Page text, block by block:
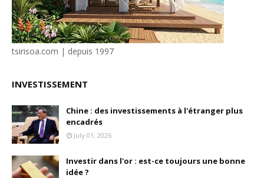
tsirisoa.com | depuis 1997
INVESTISSEMENT
Chine : des investissements à l'étranger plus
encadrés
July 01, 2026
Investir dans l'or : est-ce toujours une bonne
idée ?